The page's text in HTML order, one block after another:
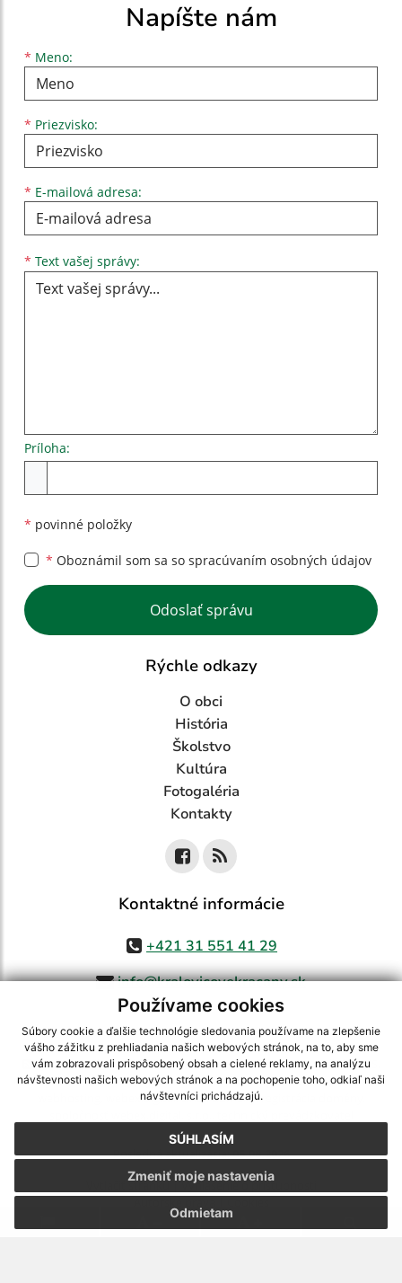
Používame cookies
Súbory cookie a ďalšie technológie sledovania používame na zlepšenie
vášho zážitku z prehliadania našich webových stránok, na to, aby sme
vám zobrazovali prispôsobený obsah a cielené reklamy, na analýzu
návštevnosti našich webových stránok a na pochopenie toho, odkiaľ naši
návštevníci prichádzajú.
SÚHLASÍM
Odmietam
Zmeniť moje nastavenia
Napíšte nám
* Meno:
Meno
* Priezvisko:
Priezvisko
* E-mailová adresa:
E-mailová adresa
* Text vašej správy:
Príloha:
* povinné položky
* Oboznámil som sa so spracúvaním osobných údajov
Google reCaptcha Response
Odoslať správu
Rýchle odkazy
O obci
História
Školstvo
Kultúra
Fotogaléria
Kontakty
Kontaktné informácie
+421 31 551 41 29
info@kralovicovekracany.sk
využite možnosť získavania aktuálnych informácií s využitím RSS
CMS systém (redakčný) systém ECHELON 2,Mapa stránok,web portál
webex.digital, s.r.o.,domény,registrácia domény
Posledná aktualizácia:05.08.2026
Vytlačiť stránku|Vyhlásenie o prístupnosti